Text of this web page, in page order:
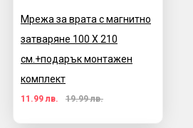
Мрежа за врата с магнитно
затваряне 100 X 210
см.+подарък монтажен
комплект
11.99 лв. 19.99 лв.